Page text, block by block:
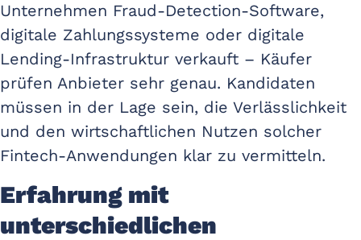
Unternehmen Fraud-Detection-Software,
digitale Zahlungssysteme oder digitale
Lending-Infrastruktur verkauft – Käufer
prüfen Anbieter sehr genau. Kandidaten
müssen in der Lage sein, die Verlässlichkeit
und den wirtschaftlichen Nutzen solcher
Fintech-Anwendungen klar zu vermitteln.
Erfahrung mit
unterschiedlichen